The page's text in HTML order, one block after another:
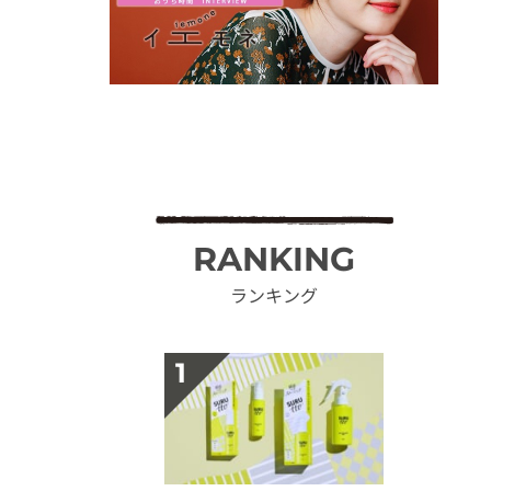
RANKING
ランキング